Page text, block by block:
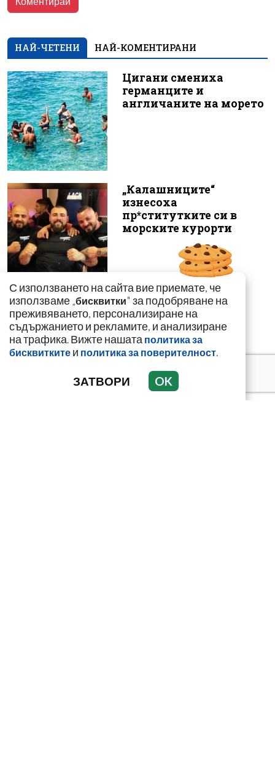
НАЙ-ЧЕТЕНИ НАЙ-КОМЕНТИРАНИ
Цигани смениха
германците и
англичаните на морето
„Калашниците“
изнесоха
пр*ститутките си в
морските курорти
Кирил Дмитриев:
Мароканските
мигранти искат да
„благодарят“ на
Урсула...
С използването на сайта вие приемате, че
използваме „бисквитки" за подобряване на
преживяването, персонализиране на
съдържанието и рекламите, и анализиране
на трафика. Вижте нашата политика за
бисквитките и политика за поверителност.
ЗАТВОРИ OK